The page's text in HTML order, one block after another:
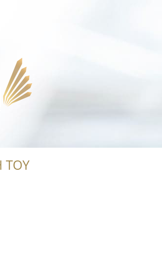
ΤΟΥ